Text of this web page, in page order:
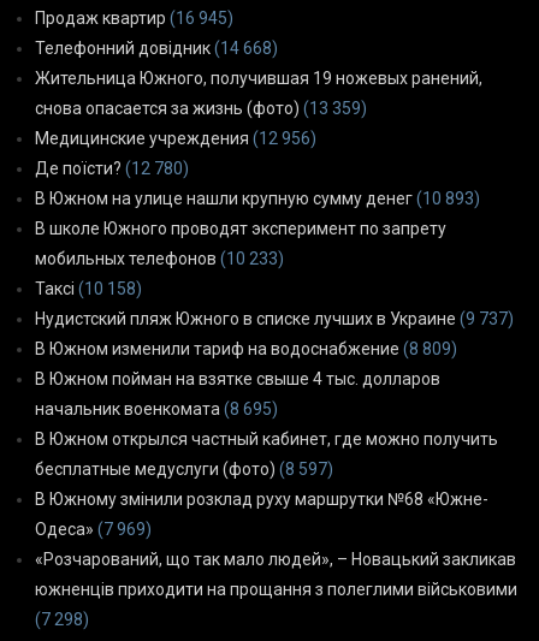
Продаж квартир (16 945)
Телефонний довідник(14 668)
Жительница Южного, получившая 19 ножевых ранений,
снова опасается за жизнь (фото) (13 359)
Медицинские учреждения (12 956)
Де поїсти? (12 780)
В Южном на улице нашли крупную сумму денег(10 893)
В школе Южного проводят эксперимент по запрету
мобильных телефонов (10 233)
Таксі (10 158)
Нудистский пляж Южного в списке лучших в Украине (9 737)
В Южном изменили тариф на водоснабжение (8 809)
В Южном пойман на взятке свыше 4 тыс. долларов
начальник военкомата(8 695)
В Южном открылся частный кабинет, где можно получить
бесплатные медуслуги (фото) (8 597)
В Южному змінили розклад руху маршрутки №68 «Южне-
Одеса» (7 969)
«Розчарований, що так мало людей», – Новацький закликав
южненців приходити на прощання з полеглими військовими
(7 298)